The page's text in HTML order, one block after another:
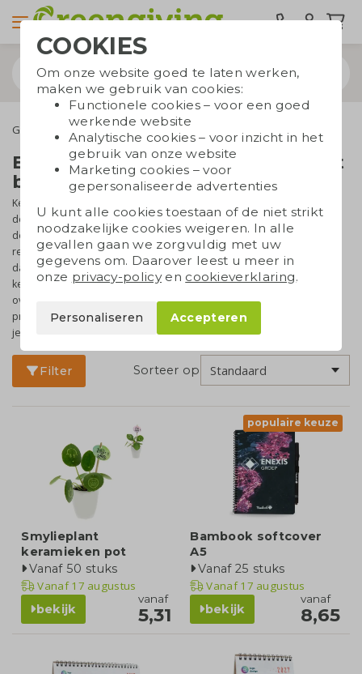
Geefmomenten Kerstgeschenken Speciale geschenken
Bijzondere kerstgeschenken met
bedrukking
Kerstpakketten en eindejaarsgeschenken horen bij de zakelijke
decembergewoontes van Nederland. Dat blijft. Wat verandert is
de vorm en inhoud. Uit onderzoek blijkt dat mensen
relatiegeschenken waarderen, mits het producten zijn die
daadwerkelijk iets toevoegen en van voldoende kwaliteit zijn. Een
kerstgeschenk moet ergens over gaan, een boodschap
overbrengen en de ontvanger een goed gevoel geven. Dat is
precies wat onze blikvangers doen. Advies nodig? Wij staan voor
je klaar!
Filter Sorteer op
Smylieplant
keramieken pot
Vanaf 50 stuks
Vanaf17 augustus
bekijk
vanaf
5,31
populaire keuze
Bambook softcover
A5
Vanaf 25 stuks
Vanaf17 augustus
bekijk
vanaf
8,65
COOKIES
Om onze website goed te laten werken,
maken we gebruik van cookies:
Functionele cookies – voor een goed
werkende website
Analytische cookies – voor inzicht in het
gebruik van onze website
Marketing cookies – voor
gepersonaliseerde advertenties
U kunt alle cookies toestaan of de niet strikt
noodzakelijke cookies weigeren. In alle
gevallen gaan we zorgvuldig met uw
gegevens om. Daarover leest u meer in
onze privacy-policyen cookieverklaring.
Personaliseren Accepteren